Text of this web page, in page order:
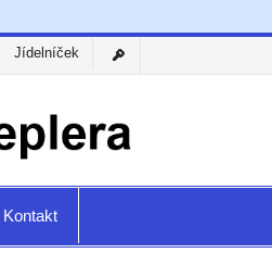
Jídelníček
Kontakt